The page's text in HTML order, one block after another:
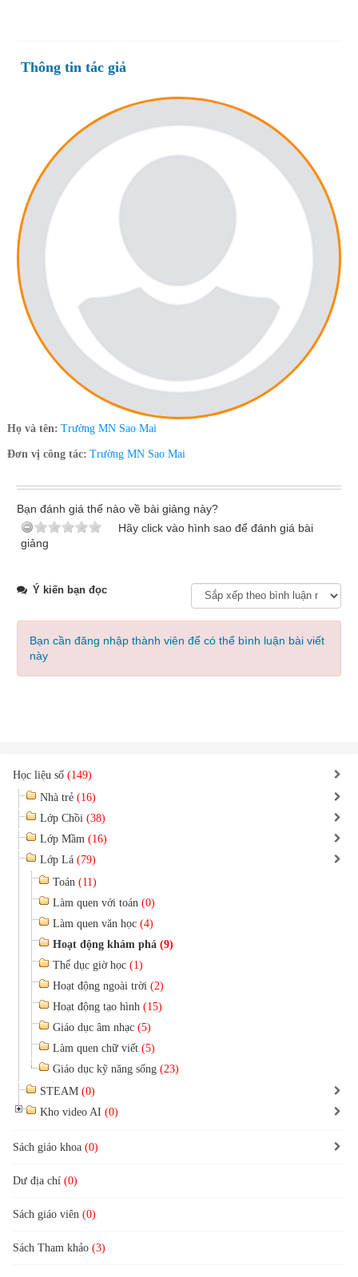
Thông tin tác giả
Họ và tên: Trường MN Sao Mai
Đơn vị công tác: Trường MN Sao Mai
Bạn đánh giá thế nào về bài giảng này?
Hãy click vào hình sao để đánh giá bài
giảng
Ý kiến bạn đọc
Bạn cần đăng nhập thành viên để có thể bình luận bài viết
này
Học liệu số (149)
Nhà trẻ (16)
Lớp Chồi (38)
Lớp Mầm (16)
Lớp Lá (79)
Toán (11)
Làm quen với toán (0)
Làm quen văn học (4)
Hoạt động khám phá (9)
Thể dục giờ học (1)
Hoạt động ngoài trời (2)
Hoạt động tạo hình (15)
Giáo dục âm nhạc (5)
Làm quen chữ viết (5)
Giáo dục kỹ năng sống (23)
STEAM (0)
Kho video AI (0)
Sách giáo khoa (0)
Dư địa chí (0)
Sách giáo viên (0)
Sách Tham khảo (3)